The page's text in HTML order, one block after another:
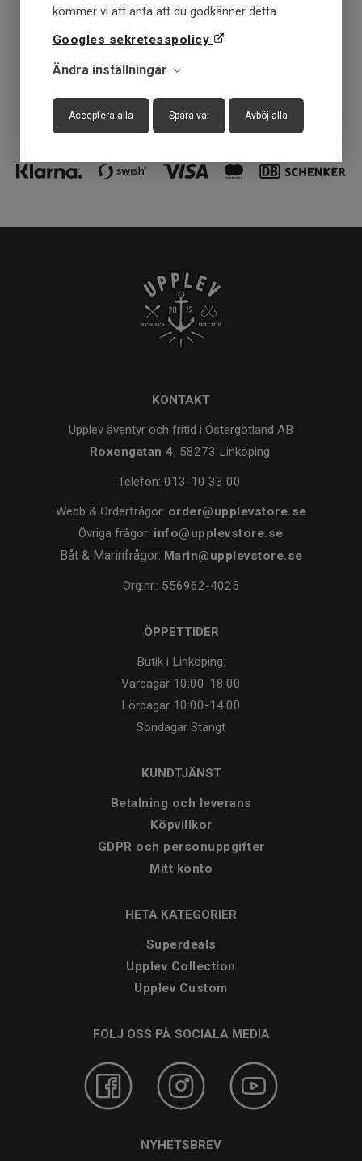
kommer vi att anta att du godkänner detta
Googles sekretesspolicy
Ändra inställningar
Acceptera alla Spara val Avböj alla
30 dagar öppet köp
KONTAKT
Upplev äventyr och fritid i Östergötland AB
Roxengatan 4, 58273 Linköping
Telefon: 013-10 33 00
Webb & Orderfrågor: order@upplevstore.se
Övriga frågor: info@upplevstore.se
Båt & Marinfrågor: Marin@upplevstore.se
Org.nr.: 556962-4025
ÖPPETTIDER
Butik i Linköping:
Vardagar 10:00-18:00
Lördagar 10:00-14:00
Söndagar Stängt
KUNDTJÄNST
Betalning och leverans
Köpvillkor
GDPR och personuppgifter
Mitt konto
HETA KATEGORIER
Superdeals
Upplev Collection
Upplev Custom
FÖLJ OSS PÅ SOCIALA MEDIA
NYHETSBREV